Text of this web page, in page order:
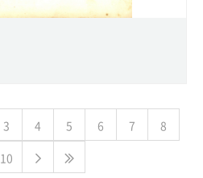
3 4 5 6 7
8
10